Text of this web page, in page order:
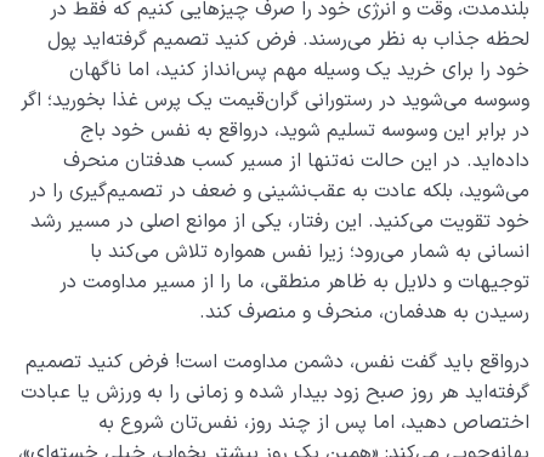
سازگاری قلب با برزخ چه تأثیری در سرنوشت و عاقبت ما در
حیات برزخی پیش رویمان دارد؟
آیا وابستگی های روانی ما می توانند سلامت روح و قلبمان را
تهدید کنند؟
شوق مرگ چیست، چرا ایجاد می شود و آیا شوق مرگ نشانه
ای از افسردگی است؟
نشانه های قلب سلیم چیست؟ کدام خصوصیات افراد به ما
سلامت نفس آنها را نشان می‌دهد؟
آیا شناخت و اصلاح ریشه های رفتار انسان منجر به سلامت
قلب می شود؟
پل صراط چیست؟ پل صراط حقیقتی انکار ناپذیر است یا
‌‌بلندمدت، ‌‌وقت ‌‌و ‌‌انرژی ‌‌خود ‌‌را ‌‌صرف ‌‌چیزهایی ‌‌کنیم ‌‌که ‌‌فقط ‌‌در
‌‌لحظه ‌‌جذاب ‌‌به ‌‌نظر ‌‌می‌رسند. ‌‌فرض ‌‌کنید ‌‌تصمیم ‌‌گرفته‌اید ‌‌پول
‌‌خود ‌‌را ‌‌برای ‌‌خرید ‌‌یک ‌‌وسیله ‌‌مهم ‌‌پس‌انداز ‌‌کنید، ‌‌اما ‌‌ناگهان
‌‌وسوسه ‌‌می‌شوید ‌‌در ‌‌رستورانی ‌‌گران‌قیمت ‌‌یک ‌‌پرس ‌‌غذا ‌‌بخورید؛ ‌‌اگر
‌‌در ‌‌برابر ‌‌این ‌‌وسوسه ‌‌تسلیم ‌‌شوید، ‌‌درواقع ‌‌به ‌‌نفس ‌‌خود ‌‌باج
‌‌داده‌اید. ‌‌در ‌‌این ‌‌حالت ‌‌نه‌تنها ‌‌از ‌‌مسیر ‌‌کسب ‌‌هدفتان ‌‌منحرف
‌‌می‌شوید، ‌‌بلکه ‌‌عادت ‌‌به ‌‌عقب‌نشینی ‌‌و ‌‌ضعف ‌‌در ‌‌تصمیم‌گیری ‌‌را ‌‌در
‌‌خود ‌‌تقویت ‌‌می‌کنید. ‌‌این ‌‌رفتار، ‌‌یکی ‌‌از ‌‌موانع ‌‌اصلی ‌‌در ‌‌مسیر ‌‌رشد
‌‌انسانی ‌‌به ‌‌شمار ‌‌می‌رود؛ ‌‌زیرا ‌‌نفس ‌‌همواره ‌‌تلاش ‌‌می‌کند ‌‌با
‌‌توجیهات ‌‌و ‌‌دلایل ‌‌به ‌‌ظاهر ‌‌منطقی، ‌‌ما ‌‌را ‌‌از ‌‌مسیر ‌‌مداومت ‌‌در
‌‌رسیدن ‌‌به ‌‌هدفمان، ‌‌منحرف ‌‌و ‌‌منصرف ‌‌کند.
درواقع ‌‌باید ‌‌گفت ‌‌نفس، ‌‌دشمن ‌‌مداومت ‌‌است! ‌‌فرض ‌‌کنید ‌‌تصمیم
‌‌گرفته‌اید ‌‌هر ‌‌روز ‌‌صبح ‌‌زود ‌‌بیدار ‌‌شده ‌‌و ‌‌زمانی ‌‌را ‌‌به ‌‌ورزش ‌‌یا ‌‌عبادت
‌‌اختصاص ‌‌دهید، ‌‌اما ‌‌پس ‌‌از ‌‌چند ‌‌روز، ‌‌نفس‌تان ‌‌شروع ‌‌به